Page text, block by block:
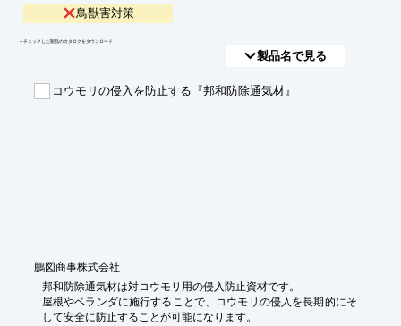
鳥獣害対策
​▼チェックした製品のカタログをダウンロード
製品名で見る
コウモリの侵入を防止する『邦和防除通気材』
鵬図商事株式会社
邦和防除通気材は対コウモリ用の侵入防止資材です。
屋根やベランダに施行することで、コウモリの侵入を長期的にそ
して安全に防止することが可能になります。